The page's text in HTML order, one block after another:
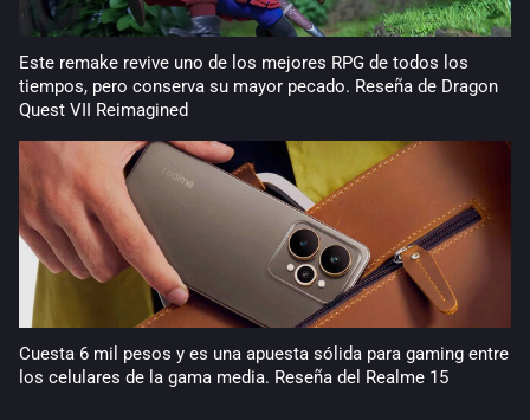
Este remake revive uno de los mejores RPG de todos los
tiempos, pero conserva su mayor pecado. Reseña de Dragon
Quest VII Reimagined
Cuesta 6 mil pesos y es una apuesta sólida para gaming entre
los celulares de la gama media. Reseña del Realme 15